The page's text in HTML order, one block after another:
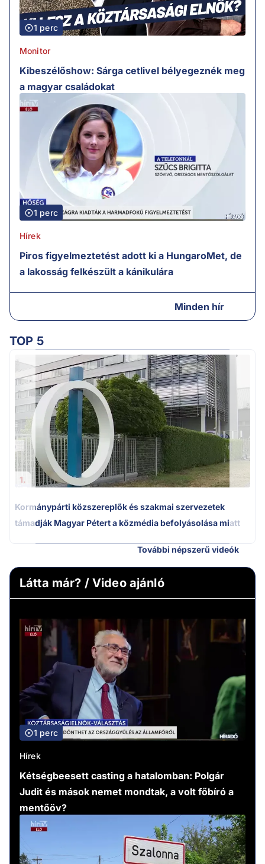
1 perc
Monitor
Kibeszélőshow: Sárga cetlivel bélyegeznék meg
a magyar családokat
1 perc
Hírek
Piros figyelmeztetést adott ki a HungaroMet, de
a lakosság felkészült a kánikulára
Minden hír
TOP 5
1.
Kormánypárti közszereplők és szakmai szervezetek
támadják Magyar Pétert a közmédia befolyásolása miatt
További népszerű videók
Látta már? / Video ajánló
1 perc
Hírek
Kétségbeesett casting a hatalomban: Polgár
Judit és mások nemet mondtak, a volt főbíró a
mentőöv?